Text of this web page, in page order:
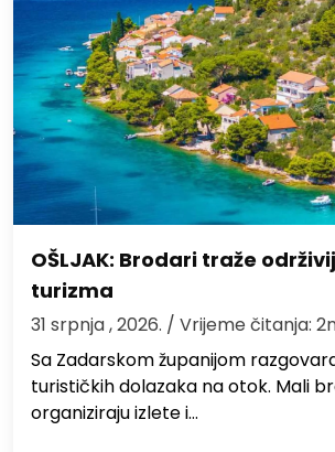
OŠLJAK: Brodari traže
turizma
31 srpnja , 2026. / Vrijeme čitanja:
Sa Zadarskom županijom
turističkih dolazaka na otok. Mali
organiziraju izlete i…